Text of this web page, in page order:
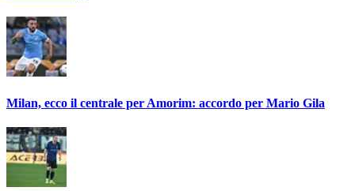
Milan, ecco il centrale per Amorim: accordo per Mario Gila